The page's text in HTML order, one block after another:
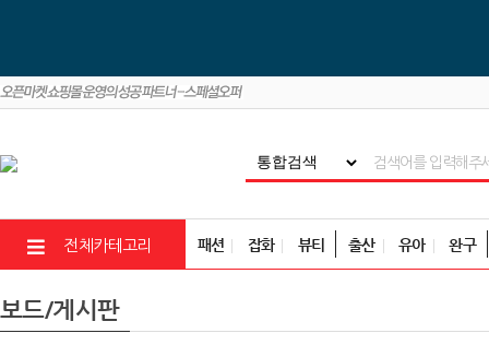
전체카테고리 패션 잡화 뷰티 출산 유아 완구
보드/게시판